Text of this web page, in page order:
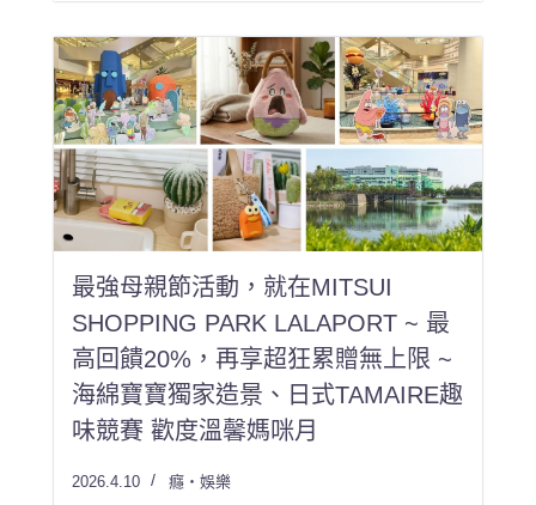
最強母親節活動，就在MITSUI
SHOPPING PARK LALAPORT ~ 最
高回饋20%，再享超狂累贈無上限 ~
海綿寶寶獨家造景、日式TAMAIRE趣
味競賽 歡度溫馨媽咪月
2026.4.10 癮・娛樂